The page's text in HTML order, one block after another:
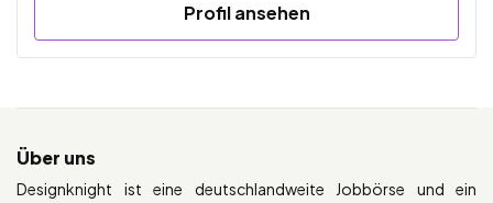
Profil ansehen
Über uns
Designknight ist eine deutschlandweite Jobbörse und ein